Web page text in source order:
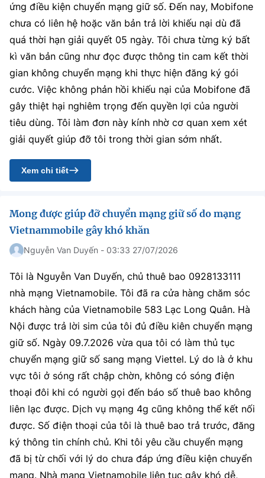
ứng điều kiện chuyển mạng giữ số. Đến nay, Mobifone
chưa có liên hệ hoặc văn bản trả lời khiếu nại dù đã
quá thời hạn giải quyết 05 ngày. Tôi chưa từng ký bất
kì văn bản cũng như đọc được thông tin cam kết thời
gian không chuyển mạng khi thực hiện đăng ký gói
cước. Việc không phản hồi khiếu nại của Mobifone đã
gây thiệt hại nghiêm trọng đến quyền lợi của người
tiêu dùng. Tôi làm đơn này kính nhờ cơ quan xem xét
giải quyết giúp đỡ tôi trong thời gian sớm nhất.
Xem chi tiết
Mong được giúp đỡ chuyển mạng giữ số do mạng
Vietnammobile gây khó khăn
Nguyễn Van Duyến - 03:33 27/07/2026
Tôi là Nguyễn Van Duyến, chủ thuê bao 0928133111
nhà mạng Vietnamobile. Tôi đã ra cửa hàng chăm sóc
khách hàng của Vietnamobile 583 Lạc Long Quân. Hà
Nội được trả lời sim của tôi đủ điều kiên chuyển mạng
giữ số. Ngày 09.7.2026 vừa qua tôi có làm thủ tục
chuyển mạng giữ số sang mạng Viettel. Lý do là ở khu
vực tôi ở sóng rất chập chờn, không có sóng điện
thoại đôi khi có người gọi đến báo số thuê bao không
liên lạc được. Dịch vụ mạng 4g cũng không thể kết nối
được. Số điện thoại của tôi là thuê bao trả trước, đăng
ký thông tin chính chủ. Khi tôi yêu cầu chuyển mạng
đã bị từ chối với lý do chưa đáp ứng điều kiện chuyển
mạng. Nhà mạng Vietnamobile liên tục gây khó dễ,